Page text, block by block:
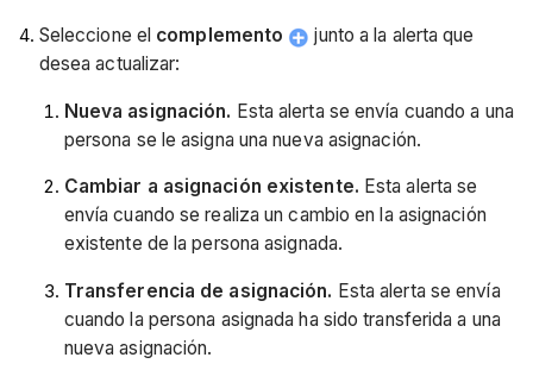
Seleccione el complemento
junto a la alerta que
desea actualizar:
Nueva asignación. Esta alerta se envía cuando a una
persona se le asigna una nueva asignación.
Cambiar a asignación existente. Esta alerta se
envía cuando se realiza un cambio en la asignación
existente de la persona asignada.
Transferencia de asignación. Esta alerta se envía
cuando la persona asignada ha sido transferida a una
nueva asignación.